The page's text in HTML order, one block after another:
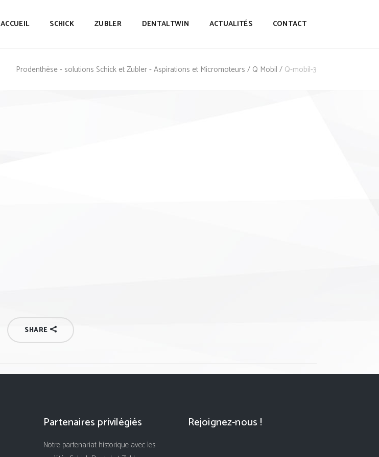
ACCUEIL SCHICK ZUBLER DENTALTWIN ACTUALITÉS CONTACT
Prodenthèse - solutions Schick et Zubler - Aspirations et Micromoteurs / Q Mobil / Q-mobil-3
SHARE
Partenaires privilégiés
Notre partenariat historique avec les
Rejoignez-nous !